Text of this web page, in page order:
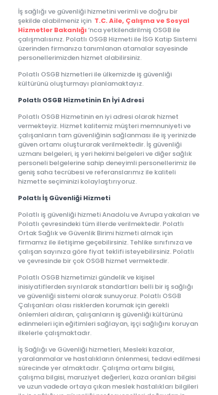
İş sağlığı ve güvenliği hizmetini verimli ve doğru bir
şekilde alabilmeniz için T.C. Aile, Çalışma ve Sosyal
Hizmetler Bakanlığı‘nca yetkilendirilmiş OSGB ile
çalışmalısınız. Polatlı OSGB Hizmeti ile İSG Katip Sistemi
üzerinden firmanıza tanımlanan atamalar sayesinde
personellerimizden hizmet alabilirsiniz.
Polatlı OSGB hizmetleri ile ülkemizde iş güvenliği
kültürünü oluşturmayı planlamaktayız.
Polatlı OSGB Hizmetinin En İyi Adresi
Polatlı OSGB Hizmetinin en iyi adresi olarak hizmet
vermekteyiz. Hizmet kalitemiz müşteri memnuniyeti ve
çalışanların tam güvenliğinin sağlanması ile iş yerinizde
güven ortamı oluşturarak verilmektedir. İş güvenliği
uzmanı belgeleri, iş yeri hekimi belgeleri ve diğer sağlık
personeli belgelerine sahip deneyimli personellerimiz ile
geniş saha tecrübesi ve referanslarımız ile kaliteli
hizmette seçiminizi kolaylaştırıyoruz.
Polatlı İş Güvenliği Hizmeti
Polatlı iş güvenliği hizmeti Anadolu ve Avrupa yakaları ve
Polatlı çevresindeki tüm illerde verilmektedir. Polatlı
Ortak Sağlık ve Güvenlik Birimi hizmeti almak için
firmamız ile iletişime geçebilirsiniz. Tehlike sınıfınıza ve
çalışan sayınıza göre fiyat teklifi isteyebilirsiniz. Polatlı
ve çevresinde bir çok OSGB hizmet vermektedir.
Polatlı OSGB hizmetimizi gündelik ve kişisel
inisiyatiflerden sıyrılarak standartları belli bir iş sağlığı
ve güvenliği sistemi olarak sunuyoruz. Polatlı OSGB
Çalışanları olası risklerden korumak için gerekli
önlemleri aldıran, çalışanların iş güvenliği kültürünü
edinmeleri için eğitimleri sağlayan, işçi sağlığını koruyan
ilkelerle çalışmaktadır.
İş Sağlığı ve Güvenliği hizmetleri, Mesleki kazalar,
yaralanmalar ve hastalıkların önlenmesi, tedavi edilmesi
sürecinde yer almaktadır. Çalışma ortamı bilgisi,
çalışma bilgisi, maruziyet değerleri, kaza oranları bilgisi
ve uzun vadede ortaya çıkan meslek hastalıkları bilgileri